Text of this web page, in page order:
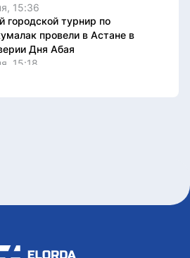
15:36
городской турнир по
провели в Астане в
Дня Абая
15:18
технологии помогают
заключать коллективные